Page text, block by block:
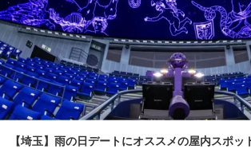
【埼玉】雨の日デートにオススメの屋内スポッ